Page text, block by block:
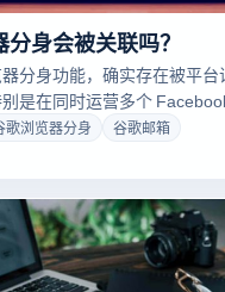
身会被关联吗？
分身功能，确实存在被平
是在同时运营多个
。而相比之下，云登多开浏览
技术，能有效降低账号被封
歌浏览器分身
谷歌邮箱